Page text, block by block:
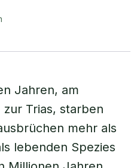
Jahren, am
Trias, starben
mehr als
lebenden Spezies